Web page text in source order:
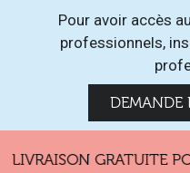
Pour avoir accès
professionnels,
DEMANDE
LIVRAISON GRATUITE